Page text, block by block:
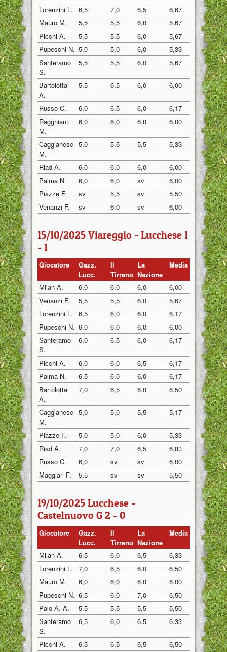
Lorenzini L.
6,5 7,0 6,5
6,67
Mauro M.
5,5 5,5 6,0
5,67
Picchi A.
5,5 5,5 6,0
5,67
Pupeschi N. 5,0 5,0 6,0
5,33
Santeramo
S.
5,5 5,5 6,0 5,67
Bartolotta
A.
5,5 6,5 6,0 6,00
Russo C. 6,0 6,5 6,0
6,17
Ragghianti
M.
6,0 6,0 6,0 6,00
Caggianese
M.
5,0 5,5 5,5 5,33
Riad A. 6,0 6,0 6,0
6,00
Palma N.
6,0 6,0 sv
6,00
Piazze F.
sv 5,5 sv
5,50
Venanzi F.
sv 6,0 sv 6,00
15/10/2025 Viareggio - Lucchese 1
- 1
Giocatore
Gazz.
Lucc.
Il
Tirreno
La
Nazione
Media
Milan A. 6,0 6,0 6,0
6,00
Venanzi F.
5,5 5,5 6,0
5,67
Lorenzini L.
6,5 6,0 6,0
6,17
Pupeschi N. 6,0 6,0 6,0
6,00
Santeramo
S.
6,0 6,5 6,0 6,17
Picchi A. 6,0 6,0 6,5
6,17
Palma N.
6,5 6,0 6,0
6,17
Bartolotta
A.
7,0 6,5 6,0 6,50
Caggianese
M.
5,0 5,0 5,5 5,17
Piazze F. 5,0 5,0 6,0
5,33
Riad A.
7,0 7,0 6,5
6,83
Russo C.
6,0 sv sv
6,00
Maggiari F.
5,5 sv sv 5,50
19/10/2025 Lucchese -
Castelnuovo G 2 - 0
Giocatore
Gazz.
Lucc.
Il
Tirreno
La
Nazione
Media
Milan A. 6,5 6,0 6,5
6,33
Lorenzini L.
7,0 6,5 6,0
6,50
Mauro M.
6,0 6,0 6,0
6,00
Pupeschi N. 6,5 6,0 7,0
6,50
Palo A. A.
5,5 5,5 5,5
5,50
Santeramo
S.
6,5 6,0 6,5 6,33
Picchi A. 6,5 6,5 6,5
6,50